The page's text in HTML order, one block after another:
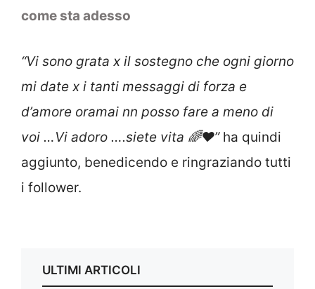
come sta adesso
“Vi sono grata x il sostegno che ogni giorno
mi date x i tanti messaggi di forza e
d’amore oramai nn posso fare a meno di
voi …Vi adoro ….siete vita 🌈❤️”ha quindi
aggiunto, benedicendo e ringraziando tutti
i follower.
ULTIMI ARTICOLI